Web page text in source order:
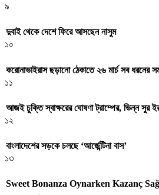
৯
দুবাই থেকে দেশে ফিরে আসছেন নাসুম
১০
করোনাভাইরাস ছড়ানো ঠেকাতে ২৬ মার্চ সব ধরনের
১১
আজই চুক্তি স্বাক্ষরের ঘোষণা ট্রাম্পের, ভিন্ন সুর
১২
বাংলাদেশের সড়কে চলছে ‘আর্জেন্টিনা বাস’
১৩
Sweet Bonanza Oynarken Kazanç